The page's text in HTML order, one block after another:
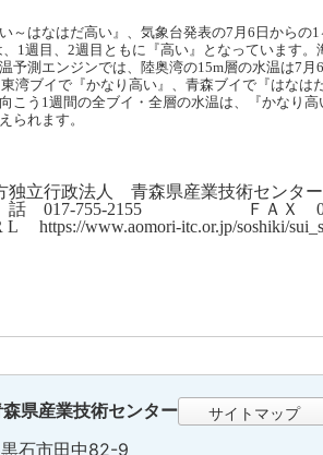
～はなはだ高い』、気象台発表の7月6日からの1
1週目、2週目ともに『高い』となっています。
予測エンジンでは、陸奥湾の15m層の水温は7月
湾ブイで『かなり高い』、青森ブイで『はなは
こう1週間の全ブイ・全層の水温は、『かなり高
られます。
独立行政法人 青森県産業技術センタ
話 017-755-2155 ＦＡＸ 017-
L https://www.aomori-itc.or.jp/soshiki/
県産業技術センター サイトマップ
石市田中82-9